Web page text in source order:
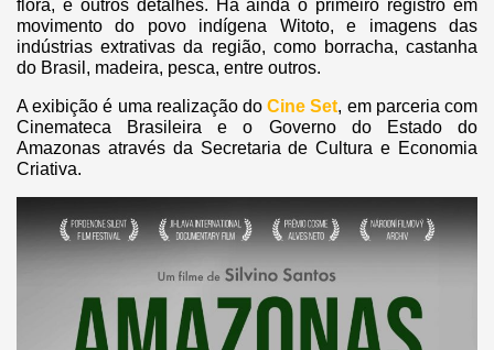
flora, e outros detalhes. Há ainda o primeiro registro em
movimento do povo indígena Witoto, e imagens das
indústrias extrativas da região, como borracha, castanha
do Brasil, madeira, pesca, entre outros.
A exibição é uma realização doCine Set, em parceria com
Cinemateca Brasileira e o Governo do Estado do
Amazonas através da Secretaria de Cultura e Economia
Criativa.